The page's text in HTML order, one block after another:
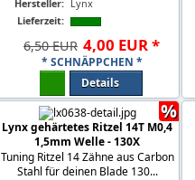
Hersteller: Lynx
Lieferzeit:
6,50 EUR 4,00 EUR*
* SCHNÄPPCHEN *
Details
Lynx gehärtetes Ritzel 14T M0,4
1,5mm Welle - 130X
Tuning Ritzel 14 Zähne aus Carbon
Stahl für deinen Blade 130...
%